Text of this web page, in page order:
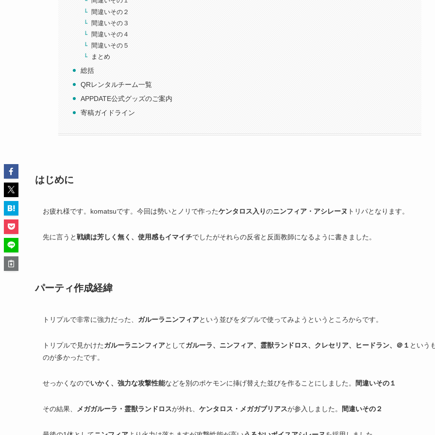
間違いその２
間違いその３
間違いその４
間違いその５
まとめ
総括
QRレンタルチーム一覧
APPDATE公式グッズのご案内
寄稿ガイドライン
はじめに
お疲れ様です。komatsuです。今回は勢いとノリで作ったケンタロス入りのニンフィア・アシレーヌ トリパとなります。
先に言うと戦績は芳しく無く、使用感もイマイチでしたがそれらの反省と反面教師になるように書きました。
パーティ作成経緯
トリプルで非常に強力だった、 ガルーラニンフィアという並びをダブルで使ってみようというところからです。
トリプルで見かけたガルーラニンフィアとしてガルーラ、ニンフィア、霊獣ランドロス、クレセリア、ヒードラン、＠１ という
のが多かったです。
せっかくなのでいかく、強力な攻撃性能などを別のポケモンに挿げ替えた並びを作ることにしました。 間違いその１
その結果、 メガガルーラ・霊獣ランドロスが外れ、 ケンタロス・メガガブリアスが参入しました。 間違いその２